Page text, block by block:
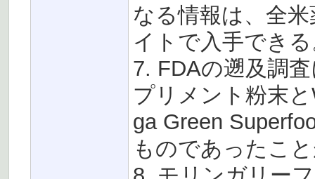
なる情報は、全
イトで入手でき
7. FDAの遡及調
プリメント粉末
ga Green
ものであったこ